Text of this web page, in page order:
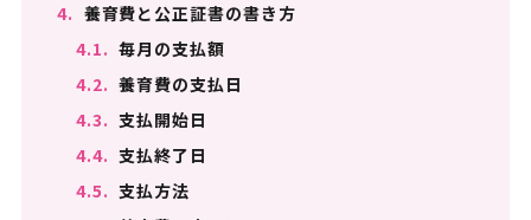
4. 養育費と公正証書の書き方
4.1. 毎月の支払額
4.2. 養育費の支払日
4.3. 支払開始日
4.4. 支払終了日
4.5. 支払方法